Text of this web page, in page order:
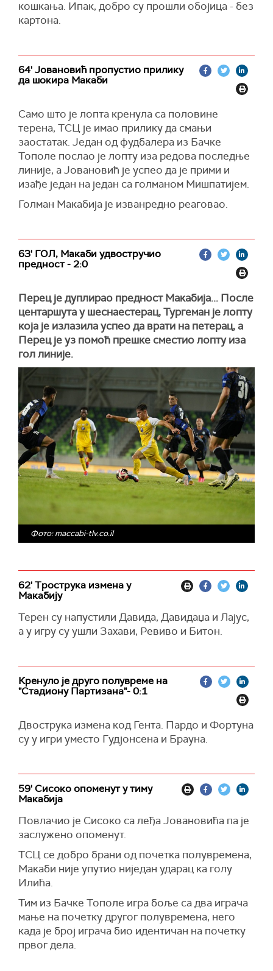
кошкања. Ипак, добро су прошли обојица - без
картона.
64' Јовановић пропустио прилику
да шокира Макаби
Само што је лопта кренула са половине
терена, ТСЦ је имао прилику да смањи
заостатак. Један од фудбалера из Бачке
Тополе послао је лопту иза редова последње
линије, а Јовановић је успео да је прими и
изађе један на један са голманом Мишпатијем.
Голман Макабија је изванредно реаговао.
63' ГОЛ, Макаби удвостручио
предност - 2:0
Перец је дуплирао предност Макабија... После
центаршута у шеснаестерац, Тургеман је лопту
која је излазила успео да врати на петерац, а
Перец је уз помоћ прешке сместио лопту иза
гол линије.
Фото: maccabi-tlv.co.il
62' Трострука измена у
Макабију
Терен су напустили Давида, Давидаџа и Лајус,
а у игру су ушли Захави, Ревиво и Битон.
Кренуло је друго полувреме на
"Стадиону Партизана"- 0:1
Двострука измена код Гента. Пардо и Фортуна
су у игри уместо Гудјонсена и Брауна.
59' Сисоко опоменут у тиму
Макабија
Повлачио је Сисоко са леђа Јовановића па је
заслужено опоменут.
ТСЦ се добро брани од почетка полувремена,
Макаби није упутио ниједан ударац ка голу
Илића.
Тим из Бачке Тополе игра боље са два играча
мање на почетку другог полувремена, него
када је број играча био идентичан на почетку
првог дела.